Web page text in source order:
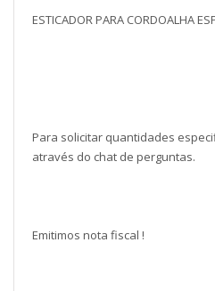
ESTICADOR PARA CORDOALHA
Para solicitar quantidades
através do chat de perguntas.
Emitimos nota fiscal !